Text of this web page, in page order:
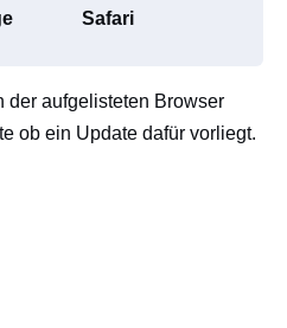
Safari
der aufgelisteten Browser
ob ein Update dafür vorliegt.